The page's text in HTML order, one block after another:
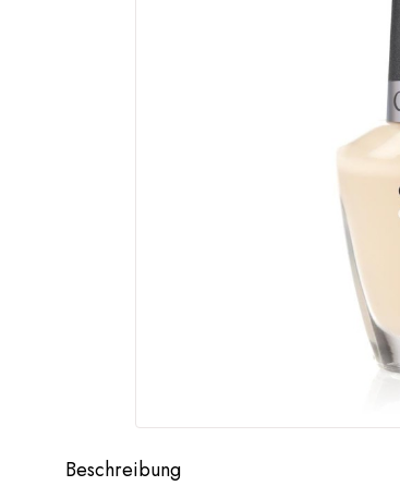
Beschreibung